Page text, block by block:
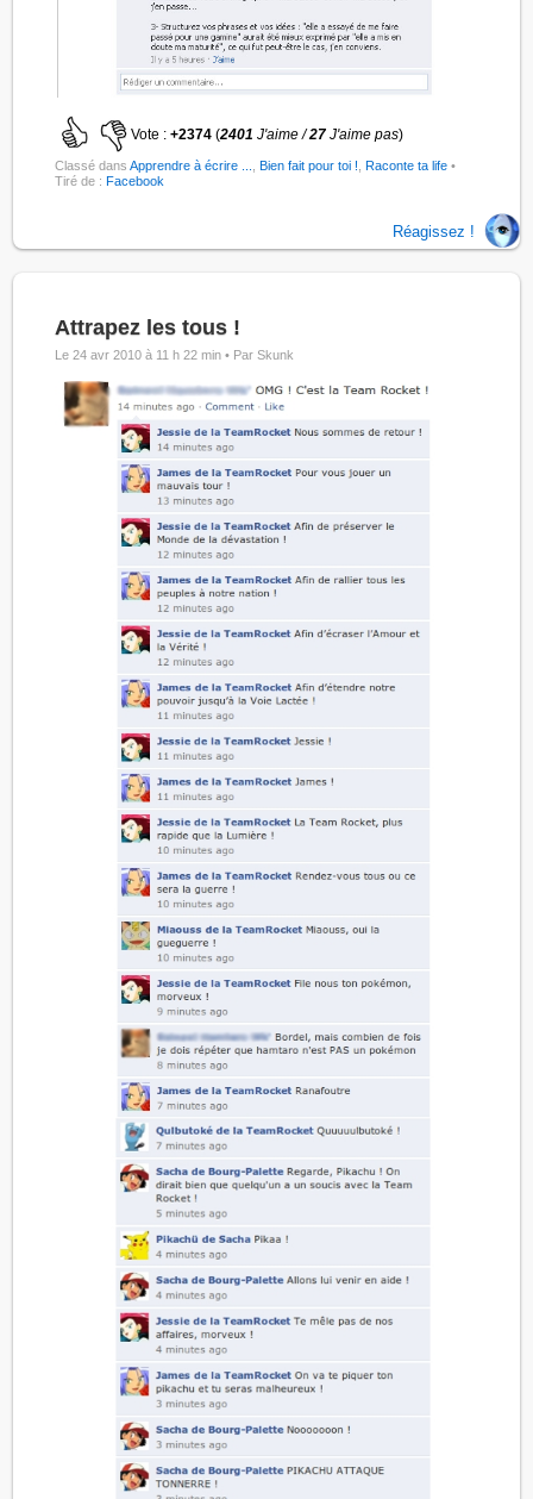
Vote :+2374 (2401J'aime /27 J'aime pas)
Classé dansApprendre à écrire ..., Bien fait pour toi !, Raconte ta life •
Tiré de : Facebook
Réagissez !
Attrapez les tous !
Le 24 avr 2010 à 11 h 22 min • Par Skunk